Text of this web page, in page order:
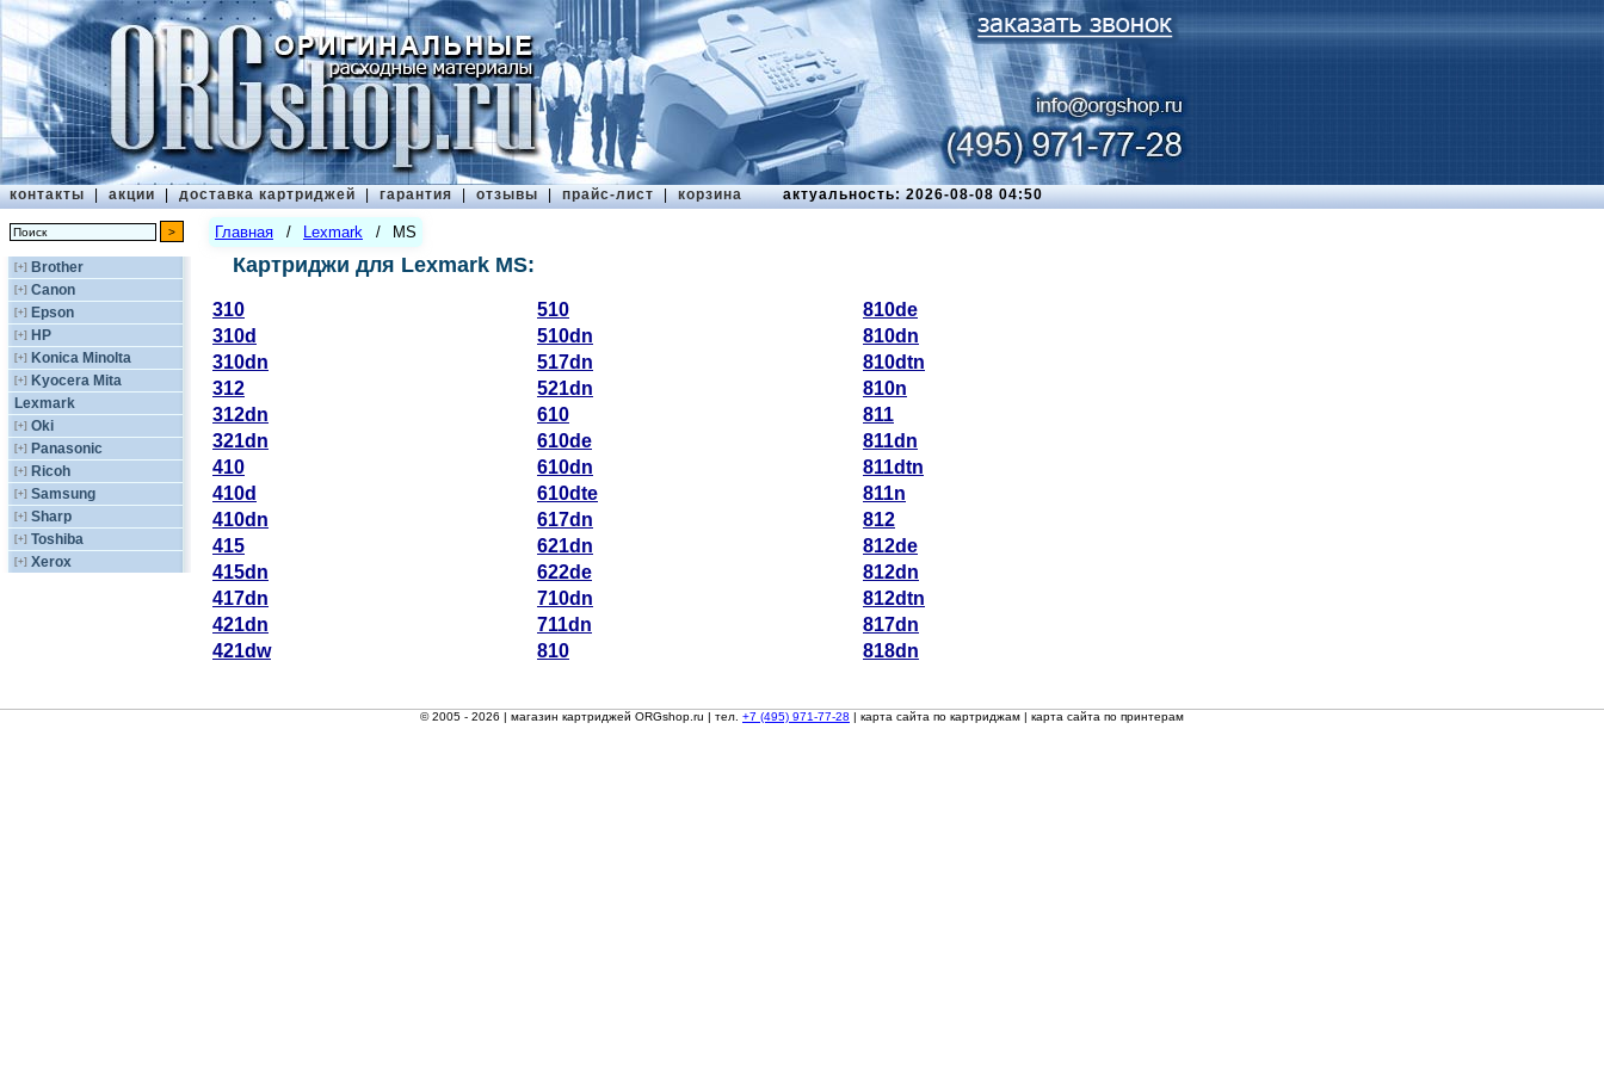
контакты | акции | доставка картриджей | гарантия | отзывы | прайс-лист | корзина актуальность: 2026-08-08 04:50
[+] Brother
[+] Canon
[+] Epson
[+] HP
[+] Konica Minolta
[+] Kyocera Mita
Lexmark
[+] Oki
[+] Panasonic
[+] Ricoh
[+] Samsung
[+] Sharp
[+] Toshiba
[+] Xerox
Главная / Lexmark / MS
Картриджи для Lexmark MS:
310 510
810de
310d
510dn
810dn
310dn
517dn
810dtn
312
521dn
810n
312dn
610
811
321dn
610de
811dn
410
610dn
811dtn
410d
610dte
811n
410dn
617dn
812
415
621dn
812de
415dn
622de
812dn
417dn
710dn
812dtn
421dn
711dn
817dn
421dw
810 818dn
© 2005 - 2026 | магазин картриджей ORGshop.ru | тел. +7 (495) 971-77-28 | карта сайта по картриджам | карта сайта по принтерам